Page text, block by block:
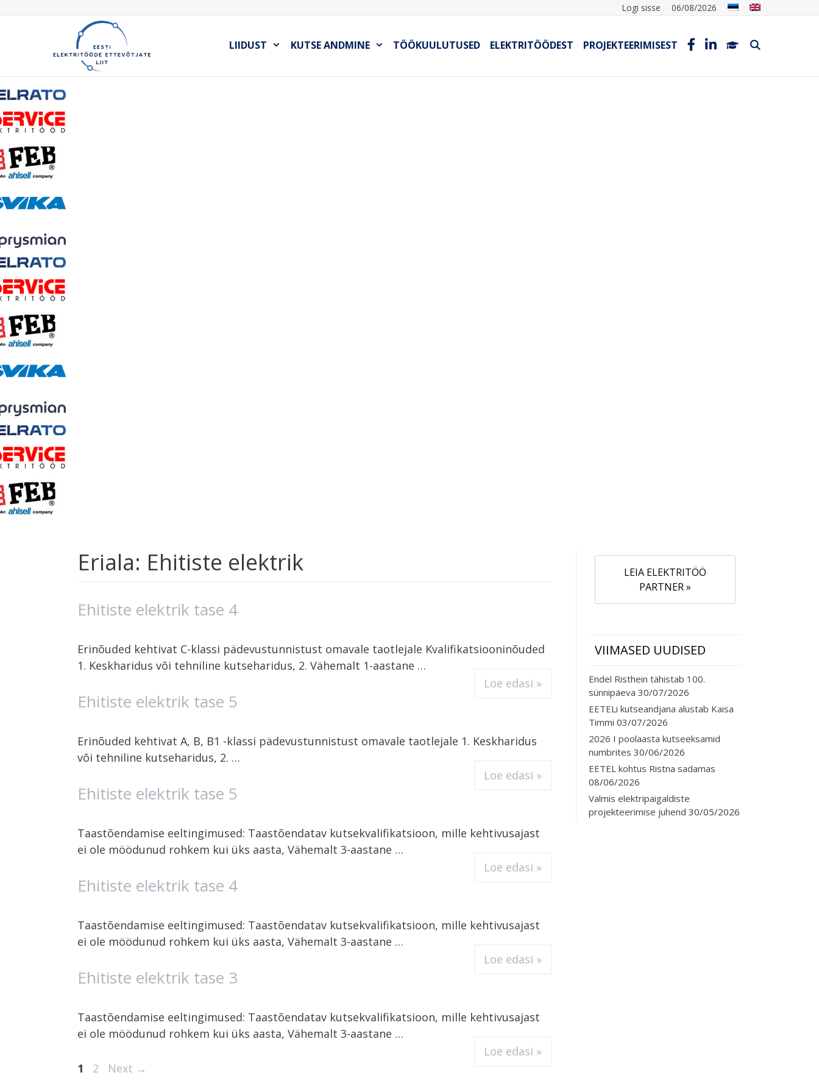
Logi sisse 06/08/2026
LIIDUST KUTSE ANDMINE TÖÖKUULUTUSED ELEKTRITÖÖDEST PROJEKTEERIMISEST
Eriala: Ehitiste elektrik
Ehitiste elektrik tase 4
Erinõuded kehtivat C-klassi pädevustunnistust omavale taotlejale Kvalifikatsiooninõuded
1. Keskharidus või tehniline kutseharidus, 2. Vähemalt 1-aastane …
Loe edasi »
Ehitiste elektrik tase 5
Erinõuded kehtivat A, B, B1 -klassi pädevustunnistust omavale taotlejale 1. Keskharidus
või tehniline kutseharidus, 2. …
Loe edasi »
Ehitiste elektrik tase 5
Taastõendamise eeltingimused: Taastõendatav kutsekvalifikatsioon, mille kehtivusajast
ei ole möödunud rohkem kui üks aasta, Vähemalt 3-aastane …
Loe edasi »
Ehitiste elektrik tase 4
Taastõendamise eeltingimused: Taastõendatav kutsekvalifikatsioon, mille kehtivusajast
ei ole möödunud rohkem kui üks aasta, Vähemalt 3-aastane …
Loe edasi »
Ehitiste elektrik tase 3
Taastõendamise eeltingimused: Taastõendatav kutsekvalifikatsioon, mille kehtivusajast
ei ole möödunud rohkem kui üks aasta, Vähemalt 3-aastane …
Loe edasi »
1
2 Next →
LEIA ELEKTRITÖÖ
PARTNER »
VIIMASED UUDISED
Endel Risthein tähistab 100.
sünnipäeva 30/07/2026
EETELi kutseandjana alustab Kaisa
Timmi 03/07/2026
2026 I poolaasta kutseeksamid
numbrites 30/06/2026
EETEL kohtus Ristna sadamas
08/06/2026
Valmis elektripaigaldiste
projekteerimise juhend 30/05/2026